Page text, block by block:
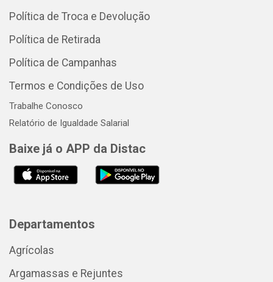
Política de Troca e Devolução
Política de Retirada
Política de Campanhas
Termos e Condições de Uso
Trabalhe Conosco
Relatório de Igualdade Salarial
Baixe já o APP da Distac
Departamentos
Agrícolas
Argamassas e Rejuntes